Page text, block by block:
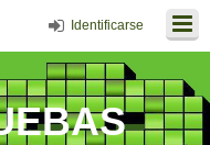
Identificarse